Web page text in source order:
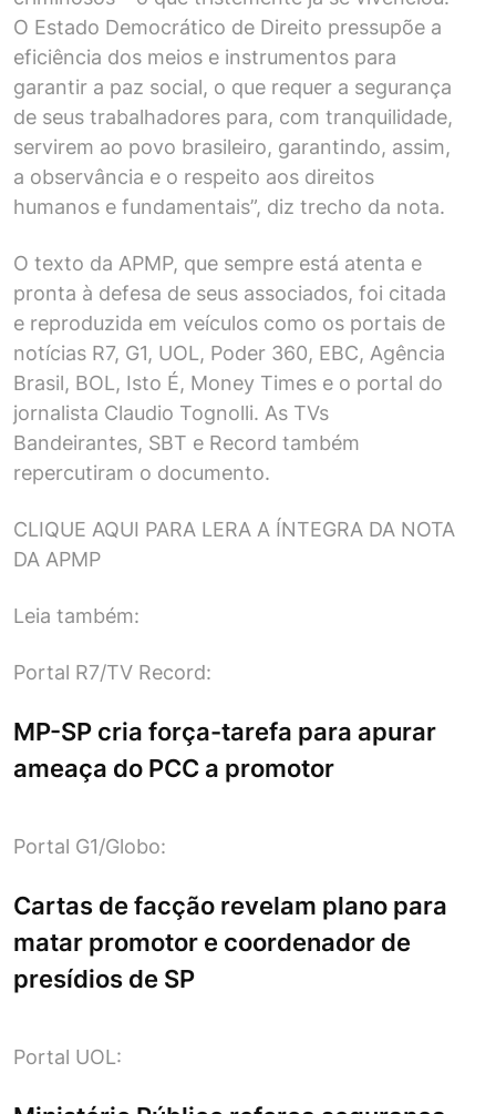
O Estado Democrático de Direito pressupõe a
eficiência dos meios e instrumentos para
garantir a paz social, o que requer a segurança
de seus trabalhadores para, com tranquilidade,
servirem ao povo brasileiro, garantindo, assim,
a observância e o respeito aos direitos
humanos e fundamentais”, diz trecho da nota.
O texto da APMP, que sempre está atenta e
pronta à defesa de seus associados, foi citada
e reproduzida em veículos como os portais de
notícias R7, G1, UOL, Poder 360, EBC, Agência
Brasil, BOL, Isto É, Money Times e o portal do
jornalista Claudio Tognolli. As TVs
Bandeirantes, SBT e Record também
repercutiram o documento.
CLIQUE AQUI PARA LERA A ÍNTEGRA DA NOTA
DA APMP
Leia também:
Portal R7/TV Record:
MP-SP cria força-tarefa para apurar
ameaça do PCC a promotor
Portal G1/Globo:
Cartas de facção revelam plano para
matar promotor e coordenador de
presídios de SP
Portal UOL: